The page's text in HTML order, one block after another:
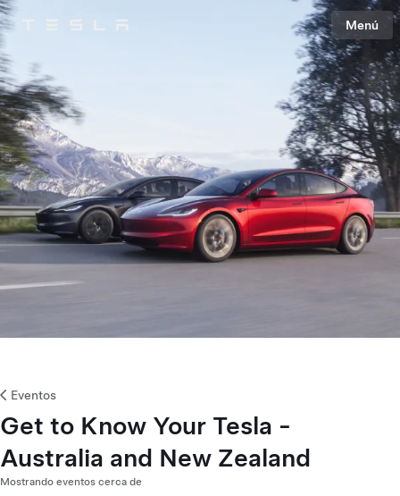
Tesla Menú
Eventos
Get to Know Your Tesla -
Australia and New Zealand
Mostrando eventos cerca de